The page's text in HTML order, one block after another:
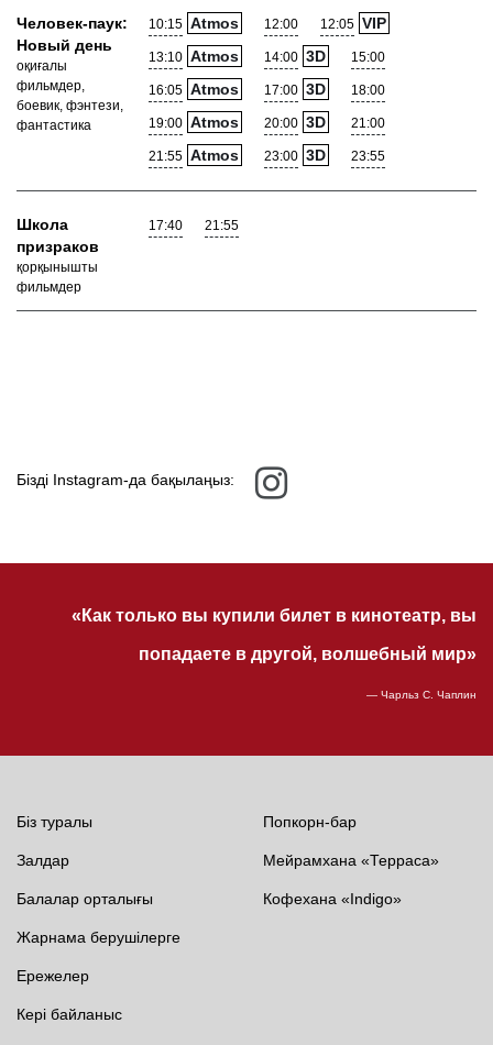
Человек-паук:
Новый день
оқиғалы
фильмдер,
боевик, фэнтези,
фантастика
10:15 Atmos 12:00 12:05 VIP
13:10 Atmos 14:00 3D 15:00
16:05 Atmos 17:00 3D 18:00
19:00 Atmos 20:00 3D 21:00
21:55 Atmos 23:00 3D 23:55
Школа
призраков
қорқынышты
фильмдер
17:40 21:55
Бізді Instagram-да бақылаңыз:
«Как только вы купили билет в кинотеатр, вы
попадаете в другой, волшебный мир»
— Чарльз С. Чаплин
Біз туралы
Залдар
Балалар орталығы
Попкорн-бар
Мейрамхана «Терраса»
Кофехана «Indigo»
Жарнама берушілерге
Ережелер
Кері байланыс